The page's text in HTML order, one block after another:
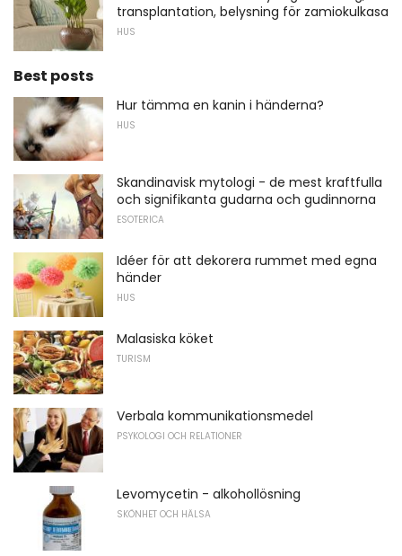
transplantation, belysning för zamiokulkasa
HUS
Best posts
Hur tämma en kanin i händerna?
HUS
Skandinavisk mytologi - de mest kraftfulla
och signifikanta gudarna och gudinnorna
ESOTERICA
Idéer för att dekorera rummet med egna
händer
HUS
Malasiska köket
TURISM
Verbala kommunikationsmedel
PSYKOLOGI OCH RELATIONER
Levomycetin - alkohollösning
SKÖNHET OCH HÄLSA